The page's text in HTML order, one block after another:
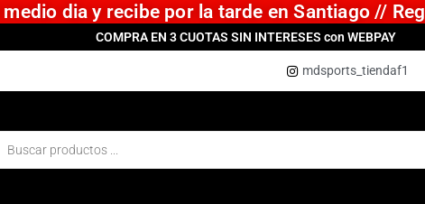
dia y recibe por la tarde en Santiago //
COMPRA EN 3 CUOTAS SIN INTERESES con WEBPAY
mdsports_tiendaf1